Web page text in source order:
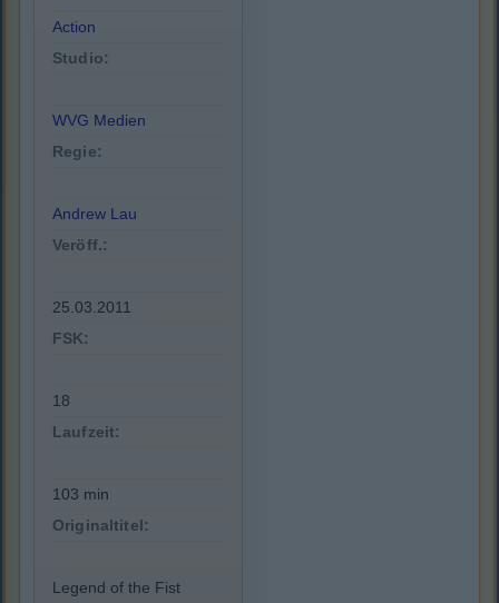
Action
Studio:
WVG Medien
Regie:
Andrew Lau
Veröff.:
25.03.2011
FSK:
18
Laufzeit:
103 min
Originaltitel:
Legend of the Fist